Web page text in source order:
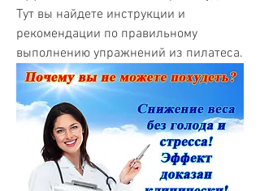
Тут вы найдете инструкции и
рекомендации по правильному
выполнению упражнений из пилатеса.